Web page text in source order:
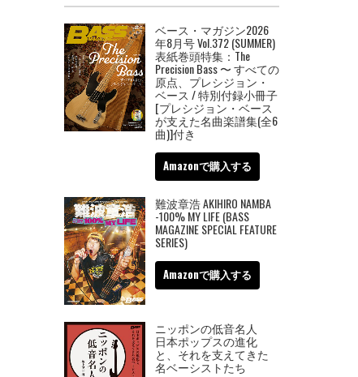
ベース・マガジン2026
年8月号 Vol.372 (SUMMER)
表紙巻頭特集：The
Precision Bass 〜 すべての
原点、プレシジョン・
ベース / 特別付録小冊子
[プレシジョン・ベース
が支えた名曲楽譜集(全6
曲)]付き
Amazonで購入する
難波章浩 AKIHIRO NAMBA
-100% MY LIFE (BASS
MAGAZINE SPECIAL FEATURE
SERIES)
Amazonで購入する
ニッポンの低音名人
日本ポップスの進化
と、それを支えてきた
名ベーシストたち